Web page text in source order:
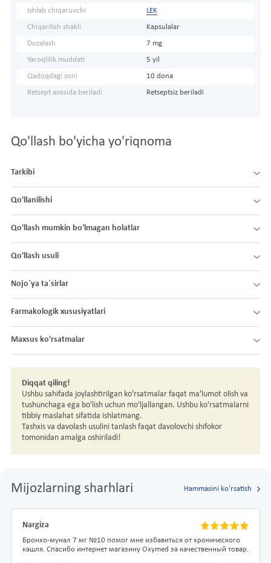
Ishlab chiqaruvchi LEK
Chiqarilish shakli Kapsulalar
Dozalash 7 mg
Yaroqlilik muddati 5 yil
Qadoqdagi soni 10 dona
Retsept asosida beriladi Retseptsiz beriladi
Qo'llash bo'yicha yo'riqnoma
Tarkibi
Qo'llanilishi
Qo'llash mumkin bo'lmagan holatlar
Qo'llash usuli
Nojo´ya ta´sirlar
Farmakologik xususiyatlari
Maxsus ko'rsatmalar
Diqqat qiling!
Ushbu sahifada joylashtirilgan ko'rsatmalar faqat ma'lumot olish va
tushunchaga ega bo'lish uchun mo'ljallangan. Ushbu ko'rsatmalarni
tibbiy maslahat sifatida ishlatmang.
Tashxis va davolash usulini tanlash faqat davolovchi shifokor
tomonidan amalga oshiriladi!
Mijozlarning sharhlari Hammasini ko'rsatish
Nargiza
Бронхо-мунал 7 мг №10 помог мне избавиться от хронического
кашля. Спасибо интернет магазину Oxymed за качественный товар.